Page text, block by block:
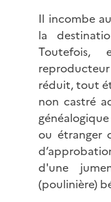
Il incombe
la
Toutefois,
réduit, tout
non castré
ou étranger
d'une
(poulinière)